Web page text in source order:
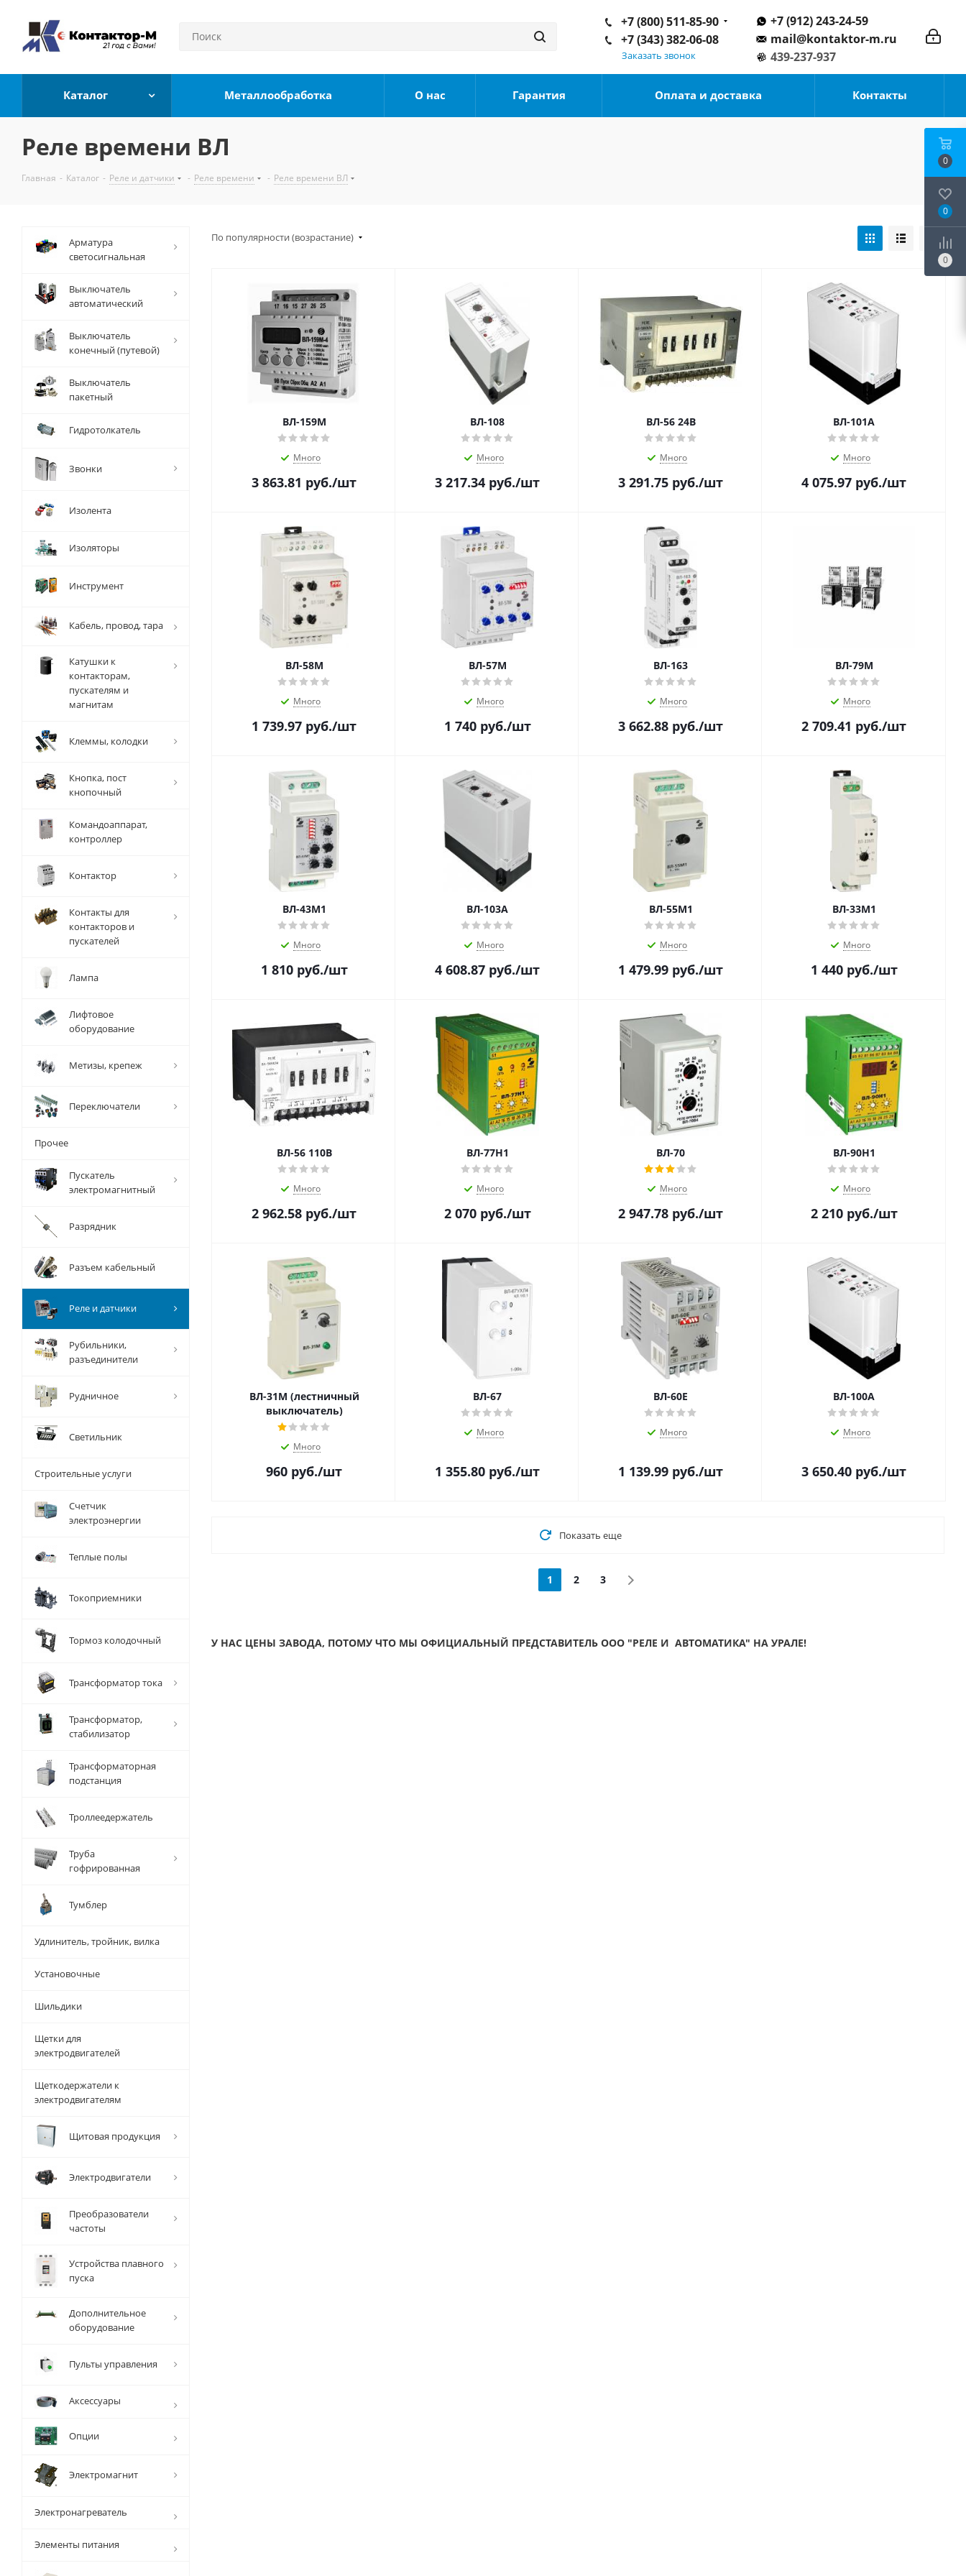
+7 (912) 243-24-59
mail@kontaktor-m.ru
439-237-937
+7 (800) 511-85-90
+7 (343) 382-06-08
Заказать звонок
Каталог Металлообработка О нас Гарантия Оплата и доставка Контакты
Реле времени ВЛ
Главная - Каталог - Реле и датчики - Реле времени - Реле времени ВЛ
По популярности (возрастание)
ВЛ-159М
Много
3 863.81 руб./шт
ВЛ-108
Много
3 217.34 руб./шт
ВЛ-56 24В
Много
3 291.75 руб./шт
ВЛ-101А
Много
4 075.97 руб./шт
ВЛ-58М
Много
1 739.97 руб./шт
ВЛ-57М
Много
1 740руб./шт
ВЛ-163
Много
3 662.88 руб./шт
ВЛ-79М
Много
2 709.41 руб./шт
ВЛ-43М1
Много
1 810руб./шт
ВЛ-103А
Много
4 608.87 руб./шт
ВЛ-55М1
Много
1 479.99 руб./шт
ВЛ-33М1
Много
1 440руб./шт
ВЛ-56 110В
Много
2 962.58 руб./шт
ВЛ-77Н1
Много
2 070руб./шт
ВЛ-70
Много
2 947.78 руб./шт
ВЛ-90Н1
Много
2 210руб./шт
ВЛ-31М (лестничный
выключатель)
Много
960 руб./шт
ВЛ-67
Много
1 355.80 руб./шт
ВЛ-60Е
Много
1 139.99 руб./шт
ВЛ-100А
Много
3 650.40 руб./шт
Показать еще
1 2 3
У НАС ЦЕНЫ ЗАВОДА, ПОТОМУ ЧТО МЫ ОФИЦИАЛЬНЫЙ ПРЕДСТАВИТЕЛЬ ООО "РЕЛЕ И АВТОМАТИКА" НА УРАЛЕ!
Арматура
светосигнальная
Выключатель
автоматический
Выключатель
конечный (путевой)
Выключатель
пакетный
Гидротолкатель
Звонки
Изолента
Изоляторы
Инструмент
Кабель, провод, тара
Катушки к
контакторам,
пускателям и
магнитам
Клеммы, колодки
Кнопка, пост
кнопочный
Командоаппарат,
контроллер
Контактор
Контакты для
контакторов и
пускателей
Лампа
Лифтовое
оборудование
Метизы, крепеж
Переключатели
Прочее
Пускатель
электромагнитный
Разрядник
Разъем кабельный
Реле и датчики
Рубильники,
разъединители
Рудничное
Светильник
Строительные услуги
Счетчик
электроэнергии
Теплые полы
Токоприемники
Тормоз колодочный
Трансформатор тока
Трансформатор,
стабилизатор
Трансформаторная
подстанция
Троллеедержатель
Труба
гофрированная
Тумблер
Удлинитель, тройник, вилка
Установочные
Шильдики
Щетки для
электродвигателей
Щеткодержатели к
электродвигателям
Щитовая продукция
Электродвигатели
Преобразователи
частоты
Устройства плавного
пуска
Дополнительное
оборудование
Пульты управления
Аксессуары
Опции
Электромагнит
Электронагреватель
Элементы питания
0
0
0